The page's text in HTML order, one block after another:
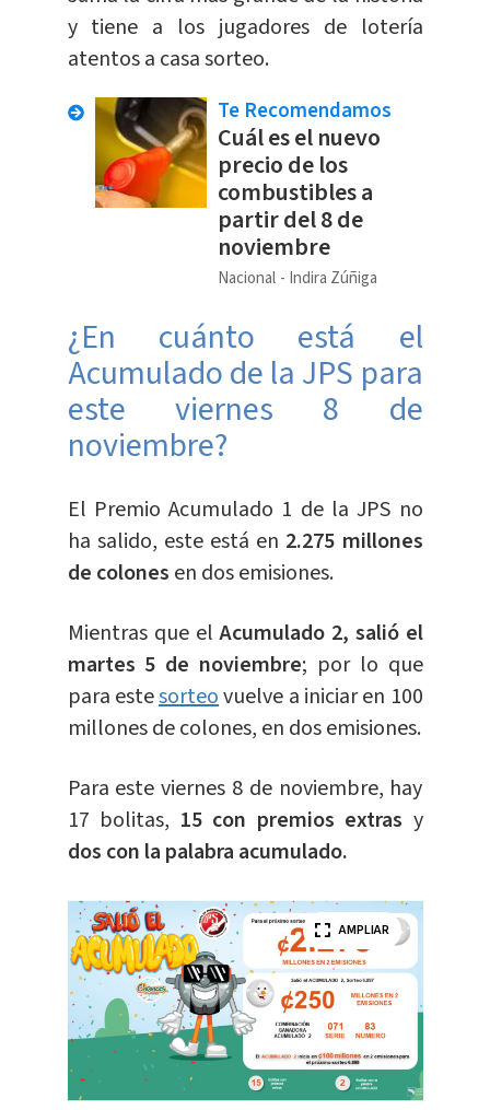
y tiene a los jugadores de lotería
atentos a casa sorteo.
Te Recomendamos
Cuál es el nuevo
precio de los
combustibles a
partir del 8 de
noviembre
Nacional Indira Zúñiga
¿En cuánto está el
Acumulado de la JPS para
este viernes 8 de
noviembre?
El Premio Acumulado 1 de la JPS no
ha salido, este está en 2.275 millones
de colones en dos emisiones.
Mientras que el Acumulado 2, salió el
martes 5 de noviembre; por lo que
para estesorteovuelve a iniciar en 100
millones de colones, en dos emisiones.
Para este viernes 8 de noviembre, hay
17 bolitas, 15 con premios extras y
dos con la palabra acumulado.
AMPLIAR